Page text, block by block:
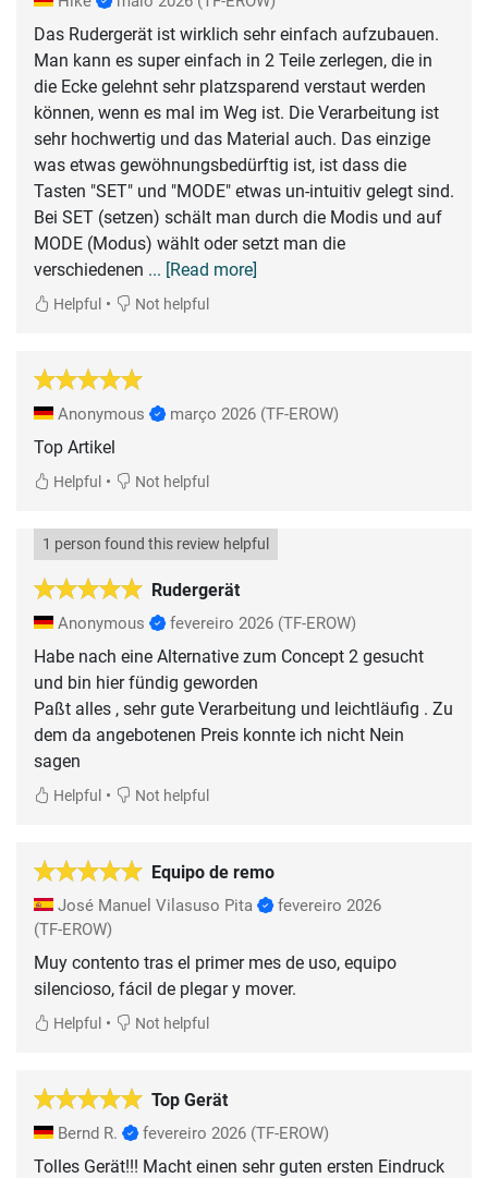
Das Rudergerät ist wirklich sehr einfach aufzubauen.
Man kann es super einfach in 2 Teile zerlegen, die in
die Ecke gelehnt sehr platzsparend verstaut werden
können, wenn es mal im Weg ist. Die Verarbeitung ist
sehr hochwertig und das Material auch. Das einzige
was etwas gewöhnungsbedürftig ist, ist dass die
Tasten "SET" und "MODE" etwas un-intuitiv gelegt sind.
Bei SET (setzen) schält man durch die Modis und auf
MODE (Modus) wählt oder setzt man die
verschiedenen ... [Read more]
Helpful • Not helpful
Anonymous março 2026 (TF-EROW)
Top Artikel
Helpful • Not helpful
Rudergerät
1 person found this review helpful
Anonymous fevereiro 2026 (TF-EROW)
Habe nach eine Alternative zum Concept 2 gesucht
und bin hier fündig geworden
Paßt alles , sehr gute Verarbeitung und leichtläufig . Zu
dem da angebotenen Preis konnte ich nicht Nein
sagen
Helpful • Not helpful
Equipo de remo
José Manuel Vilasuso Pita
fevereiro 2026
(TF-EROW)
Muy contento tras el primer mes de uso, equipo
silencioso, fácil de plegar y mover.
Helpful • Not helpful
Top Gerät
Bernd R. fevereiro 2026 (TF-EROW)
Tolles Gerät!!! Macht einen sehr guten ersten Eindruck